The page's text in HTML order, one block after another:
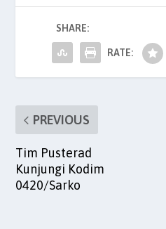
b
o
o
k
A
p
p
SHARE:
RATE:
PREVIOUS
Tim Pusterad
Kunjungi Kodim
0420/Sarko